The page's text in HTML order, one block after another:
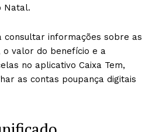
Natal.
consultar informações sobre as
valor do benefício e a
no aplicativo Caixa Tem,
as contas poupança digitais